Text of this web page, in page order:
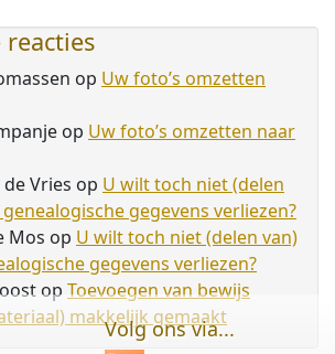
reacties
op Uw foto’s omzetten
op Uw foto’s omzetten naar
de Vries op U wilt toch niet (delen
gegevens verliezen?
Mos op U wilt toch niet (delen van)
gegevens verliezen?
op Toevoegen van bewijs
makkelijk gemaakt
Volg ons via...